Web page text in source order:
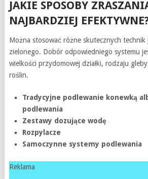
JAKIE SPOSOBY
NAJBARDZIEJ
Można stosować różne skutecznych technik
zielonego. Dobór odpowiedniego systemu
wielkości przydomowej działki, rodzaju
roślin.
Tradycyjne podlewanie konewką
podlewania
Zestawy dozujące wodę
Rozpylacze
Samoczynne systemy podlewania
Reklama